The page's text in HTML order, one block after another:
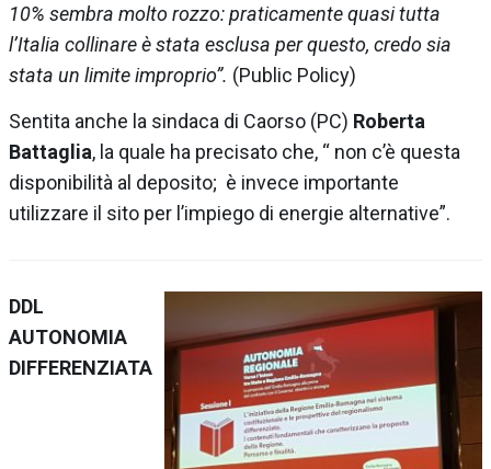
10% sembra molto rozzo: praticamente quasi tutta
l’Italia collinare è stata esclusa per questo, credo sia
stata un limite improprio”. (Public Policy)
Sentita anche la sindaca di Caorso (PC) Roberta
Battaglia, la quale ha precisato che, “ non c’è questa
disponibilità al deposito; è invece importante
utilizzare il sito per l’impiego di energie alternative”.
DDL
AUTONOMIA
DIFFERENZIATA